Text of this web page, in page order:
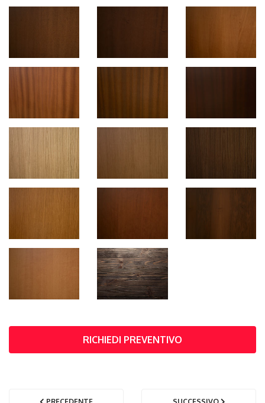
RICHIEDI PREVENTIVO